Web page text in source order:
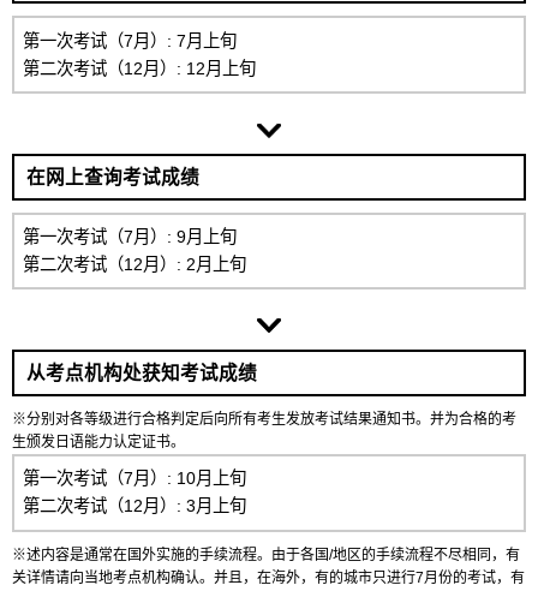
第一次考试（7月）: 7月上旬
第二次考试（12月）: 12月上旬
在网上查询考试成绩
第一次考试（7月）: 9月上旬
第二次考试（12月）: 2月上旬
从考点机构处获知考试成绩
※分别对各等级进行合格判定后向所有考生发放考试结果通知书。并为合格的考
生颁发日语能力认定证书。
第一次考试（7月）: 10月上旬
第二次考试（12月）: 3月上旬
※述内容是通常在国外实施的手续流程。由于各国/地区的手续流程不尽相同，有
关详情请向当地考点机构确认。并且，在海外，有的城市只进行7月份的考试，有